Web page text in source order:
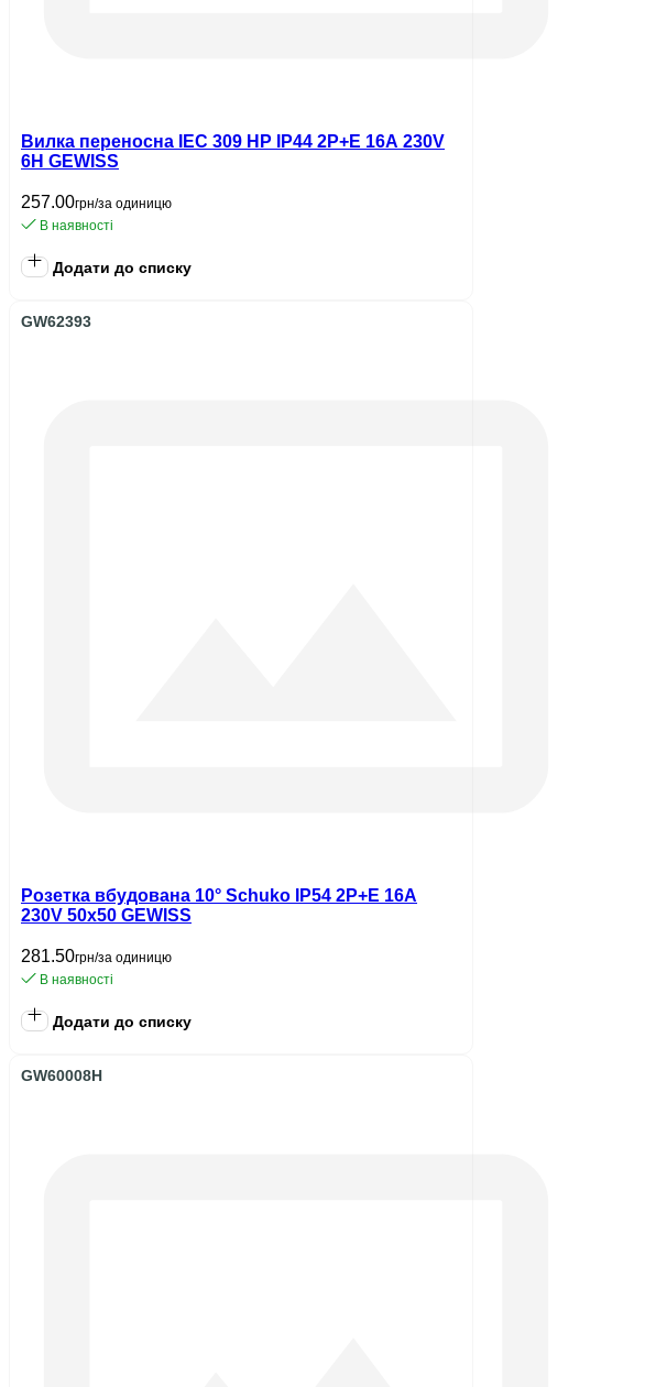
Вилка переносна IEC 309 HP IP44 2P+E 16A 230V
6H GEWISS
257.00грн/за одиницю
В наявності
Додати до списку
GW62393
Розетка вбудована 10° Schuko IP54 2P+E 16A
230V 50x50 GEWISS
281.50грн/за одиницю
В наявності
Додати до списку
GW60008H